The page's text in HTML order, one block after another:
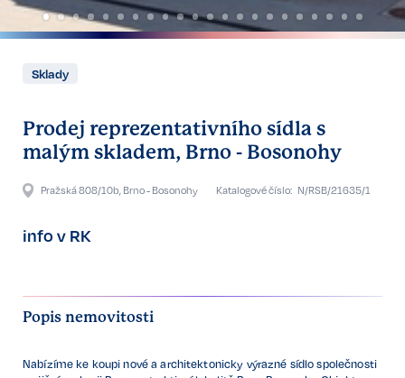
Sklady
Prodej reprezentativního sídla s
malým skladem, Brno - Bosonohy
Pražská 808/10b, Brno - Bosonohy Katalogové číslo: N/RSB/21635/1
info v RK
Popis nemovitosti
Nabízíme ke koupi nové a architektonicky výrazné sídlo společnosti